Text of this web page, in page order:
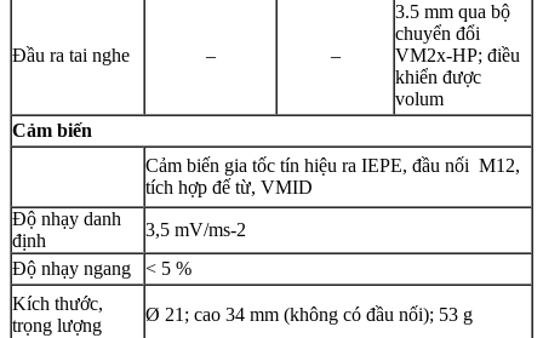
Đầu ra tai nghe – –
3.5 mm qua bộ
chuyển đổi
VM2x-HP; điều
khiển được
volum
Cảm biến
Cảm biến gia tốc tín hiệu ra IEPE, đầu nối M12,
tích hợp đế từ, VMID
Độ nhạy danh
định
3,5 mV/ms-2
Độ nhạy ngang
< 5 %
Kích thước,
trọng lượng
Ø 21; cao 34 mm (không có đầu nối); 53 g